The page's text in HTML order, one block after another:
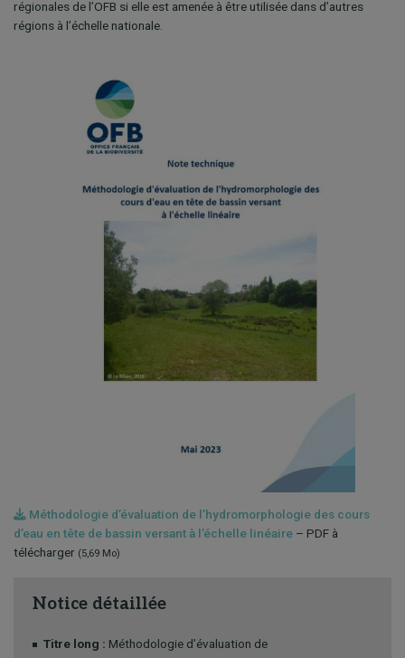
régionales de l’OFB si elle est amenée à être utilisée dans d’autres
régions à l’échelle nationale.
Méthodologie d’évaluation de l’hydromorphologie des cours
d’eau en tête de bassin versant à l’échelle linéaire – PDF à
télécharger (5,69 Mo)
Notice détaillée
Titre long : Méthodologie d’évaluation de